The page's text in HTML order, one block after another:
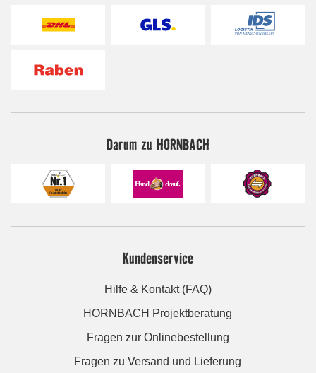
Darum zu HORNBACH
Kundenservice
Hilfe & Kontakt (FAQ)
HORNBACH Projektberatung
Fragen zur Onlinebestellung
Fragen zu Versand und Lieferung